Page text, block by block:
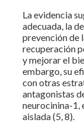
La evidencia
adecuada, la
prevención de
recuperación
y mejorar el
embargo, su
con otras
antagonistas
neurocinina-1,
aislada (5, 8).